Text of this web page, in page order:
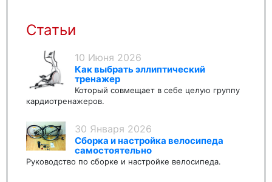
Статьи
10 Июня 2026
Как выбрать эллиптический
тренажер
Который совмещает в себе целую группу
кардиотренажеров.
30 Января 2026
Сборка и настройка велосипеда
самостоятельно
Руководство по сборке и настройке велосипеда.